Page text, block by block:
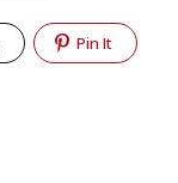
Pin It